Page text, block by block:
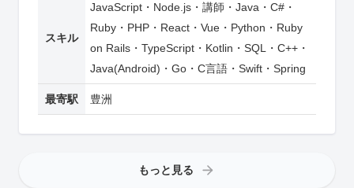
スキル
JavaScript・Node.js・講師・Java・C#・
Ruby・PHP・React・Vue・Python・Ruby
on Rails・TypeScript・Kotlin・SQL・C++・
Java(Android)・Go・C言語・Swift・Spring
最寄駅 豊洲
もっと見る